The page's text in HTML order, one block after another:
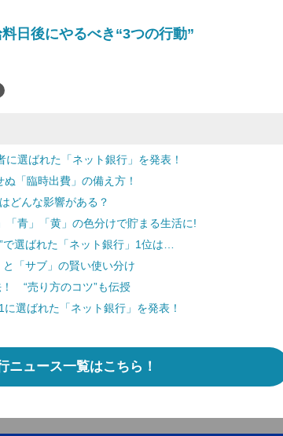
日後にやるべき“3つの行動”
選ばれた「ネット銀行」を発表！
「臨時出費」の備え方！
どんな影響がある？
青」「黄」の色分けで貯まる生活に!
選ばれた「ネット銀行」1位は…
「サブ」の賢い使い分け
“売り方のコツ”も伝授
選ばれた「ネット銀行」を発表！
ニュース一覧はこちら！